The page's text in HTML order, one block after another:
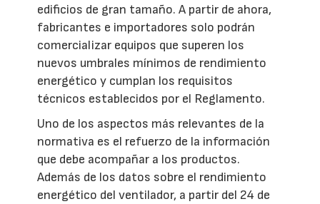
edificios de gran tamaño. A partir de ahora,
fabricantes e importadores solo podrán
comercializar equipos que superen los
nuevos umbrales mínimos de rendimiento
energético y cumplan los requisitos
técnicos establecidos por el Reglamento.
Uno de los aspectos más relevantes de la
normativa es el refuerzo de la información
que debe acompañar a los productos.
Además de los datos sobre el rendimiento
energético del ventilador, a partir del 24 de